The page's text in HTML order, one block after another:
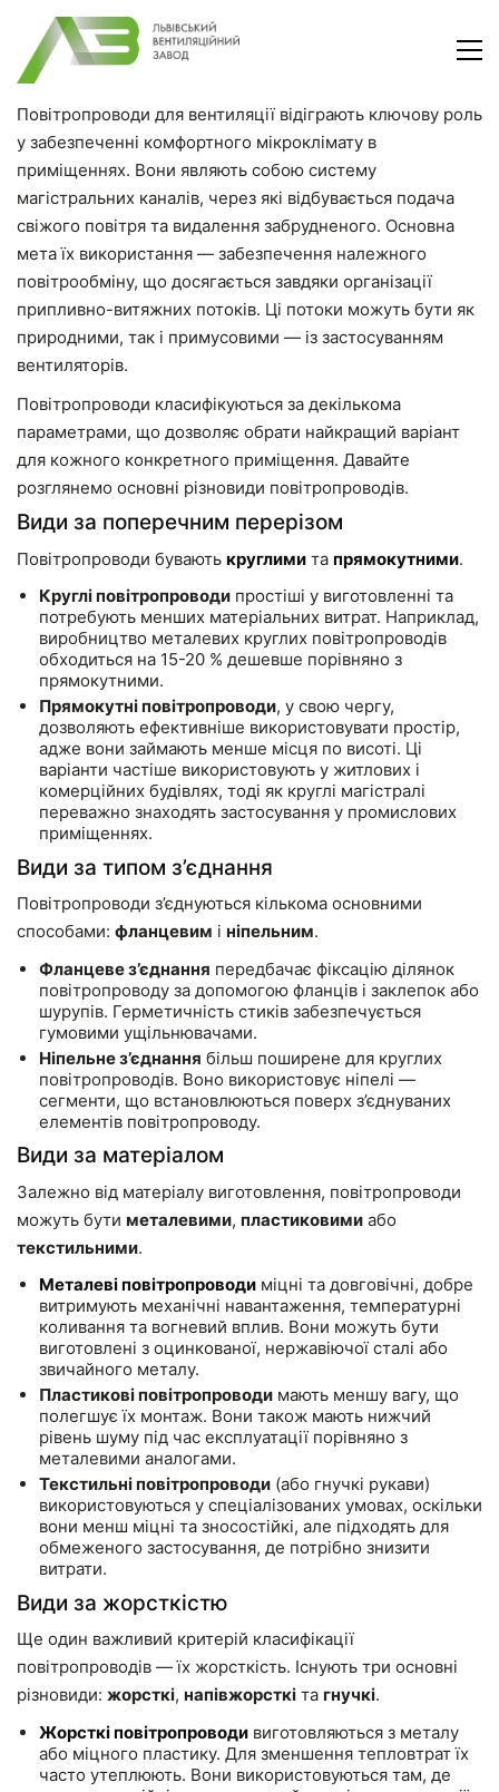
Повітропроводи для вентиляції відіграють ключову роль
у забезпеченні комфортного мікроклімату в
приміщеннях. Вони являють собою систему
магістральних каналів, через які відбувається подача
свіжого повітря та видалення забрудненого. Основна
мета їх використання — забезпечення належного
повітрообміну, що досягається завдяки організації
припливно-витяжних потоків. Ці потоки можуть бути як
природними, так і примусовими — із застосуванням
вентиляторів.
Повітропроводи класифікуються за декількома
параметрами, що дозволяє обрати найкращий варіант
для кожного конкретного приміщення. Давайте
розглянемо основні різновиди повітропроводів.
Види за поперечним перерізом
Повітропроводи бувають круглими та прямокутними.
Круглі повітропроводи простіші у виготовленні та
потребують менших матеріальних витрат. Наприклад,
виробництво металевих круглих повітропроводів
обходиться на 15-20 % дешевше порівняно з
прямокутними.
Прямокутні повітропроводи, у свою чергу,
дозволяють ефективніше використовувати простір,
адже вони займають менше місця по висоті. Ці
варіанти частіше використовують у житлових і
комерційних будівлях, тоді як круглі магістралі
переважно знаходять застосування у промислових
приміщеннях.
Види за типом з’єднання
Повітропроводи з’єднуються кількома основними
способами: фланцевим і ніпельним.
Фланцеве з’єднання передбачає фіксацію ділянок
повітропроводу за допомогою фланців і заклепок або
шурупів. Герметичність стиків забезпечується
гумовими ущільнювачами.
Ніпельне з’єднання більш поширене для круглих
повітропроводів. Воно використовує ніпелі —
сегменти, що встановлюються поверх з’єднуваних
елементів повітропроводу.
Види за матеріалом
Залежно від матеріалу виготовлення, повітропроводи
можуть бути металевими, пластиковими або
текстильними.
Металеві повітропроводи міцні та довговічні, добре
витримують механічні навантаження, температурні
коливання та вогневий вплив. Вони можуть бути
виготовлені з оцинкованої, нержавіючої сталі або
звичайного металу.
Пластикові повітропроводи мають меншу вагу, що
полегшує їх монтаж. Вони також мають нижчий
рівень шуму під час експлуатації порівняно з
металевими аналогами.
Текстильні повітропроводи (або гнучкі рукави)
використовуються у спеціалізованих умовах, оскільки
вони менш міцні та зносостійкі, але підходять для
обмеженого застосування, де потрібно знизити
витрати.
Види за жорсткістю
Ще один важливий критерій класифікації
повітропроводів — їх жорсткість. Існують три основні
різновиди: жорсткі, напівжорсткі та гнучкі.
Жорсткі повітропроводи виготовляються з металу
або міцного пластику. Для зменшення тепловтрат їх
часто утеплюють. Вони використовуються там, де